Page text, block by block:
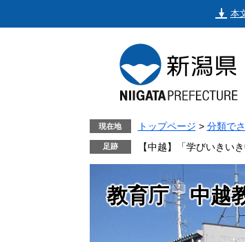
本
現在地 トップページ > 分類で
【中越】「学びいきい
教育庁 中越